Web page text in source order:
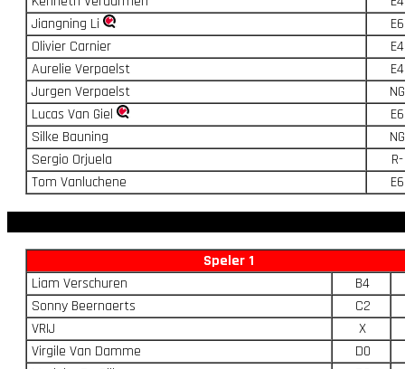
Jiangning Li
E6
Olivier Carnier
E4
Aurelie Verpaelst
E4
Jurgen Verpaelst
NG
Lucas Van Giel
E6
Silke Bauning
NG
Sergio Orjuela
R-
Tom Vanluchene
E6
Speler 1
Liam Verschuren
B4
Sonny Beernaerts
C2
VRIJ
X
Virgile Van Damme
D0